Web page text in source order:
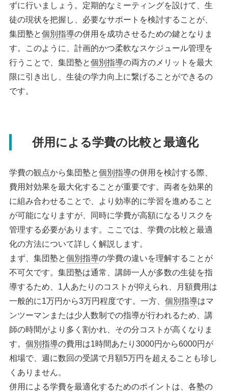
ずに行いましょう。定期的なミーティングを設けて、生
徒の現状を把握し、必要なサポートを検討することが、
集団塾と個別指導の併用を成功させるための鍵となりま
す。このように、計画的かつ柔軟なスケジュール管理を
行うことで、集団塾と個別指導の両方のメリットを最大
限に引き出し、生徒の学力向上に繋げることができるの
です。
併用による学費の比較と最適化
学費の観点から集団塾と個別指導の併用を検討する際、
費用対効果を最大化することが重要です。両者を効果的
に組み合わせることで、より効率的に学習を進めること
が可能になりますが、同時に学費が高額になるリスクを
管理する必要があります。ここでは、学費の比較と最適
化の方法について詳しく解説します。
まず、集団塾と個別指導の学費の違いを理解することが
不可欠です。集団塾は通常、講師一人が多数の生徒を指
導するため、1人あたりのコストが抑えられ、月額費用は
一般的に1万円から3万円程度です。一方、 個別指導はマ
ンツーマンまたは少人数制での指導が行われるため、講
師の時間がより多く割かれ、その分コストが高くなりま
す。 個別指導の費用は1時間あたり3000円から6000円が
相場で、週に数回の受講で月額5万円を超えることも珍し
くありません。
併用による学費を最適化するためのポイントは、各塾の